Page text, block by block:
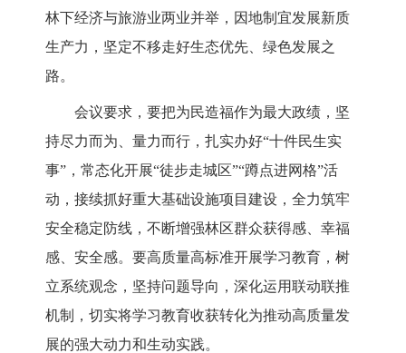
林下经济与旅游业两业并举，因地制宜发展新质
生产力，坚定不移走好生态优先、绿色发展之
路。
会议要求，要把为民造福作为最大政绩，坚
持尽力而为、量力而行，扎实办好“十件民生实
事”，常态化开展“徒步走城区”“蹲点进网格”活
动，接续抓好重大基础设施项目建设，全力筑牢
安全稳定防线，不断增强林区群众获得感、幸福
感、安全感。要高质量高标准开展学习教育，树
立系统观念，坚持问题导向，深化运用联动联推
机制，切实将学习教育收获转化为推动高质量发
展的强大动力和生动实践。